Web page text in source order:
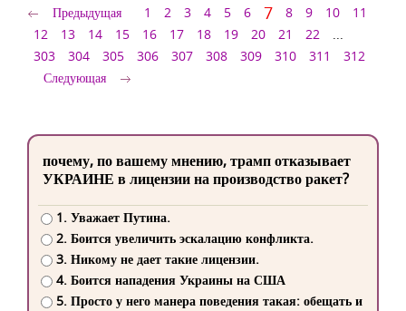
Предыдущая 1 2 3 4 5 6 7 8 9 10
11
12
13 14 15 16 17 18 19 20 21 22
...
303
304 305 306 307 308 309 310 311
312
Следующая
почему, по вашему мнению, трамп отказывает
УКРАИНЕ в лицензии на производство ракет?
1. Уважает Путина.
2. Боится увеличить эскалацию конфликта.
3. Никому не дает такие лицензии.
4. Боится нападения Украины на США
5. Просто у него манера поведения такая: обещать и